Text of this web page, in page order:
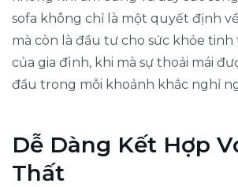
sofa không chỉ là một quyết định
mà còn là đầu tư cho sức khỏe
của gia đình, khi mà sự thoải mái
đầu trong mỗi khoảnh khắc nghỉ
Dễ Dàng Kết Hợp
Thất